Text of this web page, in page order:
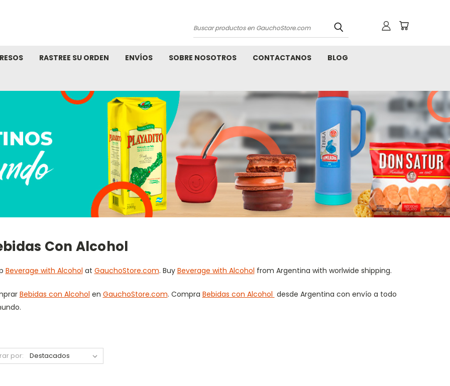
Buscar
RASTREE SU ORDEN ENVÍOS SOBRE NOSOTROS CONTACTANOS BLOG
Con Alcohol
Beverage with Alcohol at GauchoStore.com. Buy Beverage with Alcohol from Argentina with worlwide shipping.
Bebidas con Alcohol en GauchoStore.com. Compra Bebidas con Alcohol desde Argentina con envío a todo
por: